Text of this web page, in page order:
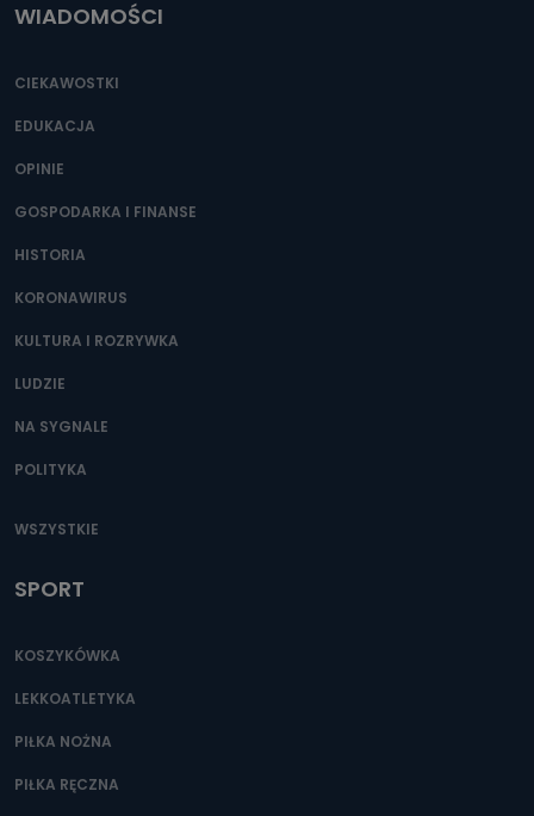
WIADOMOŚCI
CIEKAWOSTKI
EDUKACJA
OPINIE
GOSPODARKA I FINANSE
HISTORIA
KORONAWIRUS
KULTURA I ROZRYWKA
LUDZIE
NA SYGNALE
POLITYKA
WSZYSTKIE
SPORT
KOSZYKÓWKA
LEKKOATLETYKA
PIŁKA NOŻNA
PIŁKA RĘCZNA